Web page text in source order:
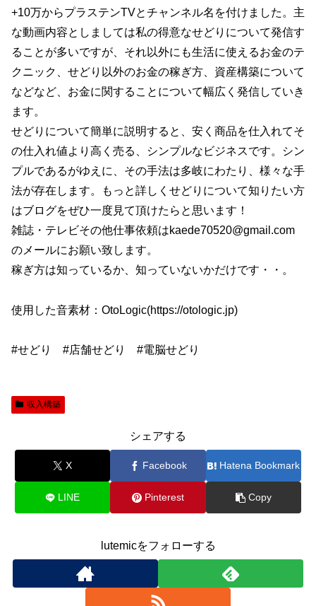
+10万からプラステンTVとチャンネル名を付けました。主
な動画内容としましては私の得意なせどりについて発信す
ることが多いですが、それ以外にも生活に使えるお金のテ
クニック、せどり以外のお金の稼ぎ方、資産構築について
などなど、お金に関することについて幅広く発信していき
ます。
せどりについて簡単に説明すると、安く商品を仕入れてそ
の仕入れ値より高く売る、シンプルなビジネスです。シン
プルであるがゆえに、その手法は多岐にわたり、様々な手
法が存在します。もっと詳しくせどりについて知りたい方
はブログをぜひ一度見て頂けたらと思います！
雑誌・テレビその他仕事依頼はkaede70520@gmail.com
のメールにお願い致します。
稼ぎ方は知っているか、知っていないかだけです・・。
使用した音素材：OtoLogic(https://otologic.jp)
#せどり #店舗せどり #電脳せどり
収入構築
シェアする
X Facebook Hatena Bookmark
LINE Pinterest Copy
lutemicをフォローする